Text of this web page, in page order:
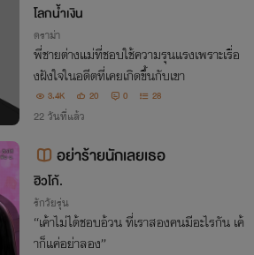
โลกน้ำเงิน
ดราม่า
พี่ชายต่างแม่ที่ชอบใช้ความรุนแรงเพราะเรื่อ
งฝังใจในอดีตที่เคยเกิดขึ้นกับเขา
3.4K 20 0 28
22 วันที่แล้ว
อย่าร้ายนักเลยเธอ
ฮิวโก้.
รักวัยรุ่น
“เค้าไม่ได้ชอบอ้วน ที่เราสองคนมีอะไรกัน เค้
าก็แค่อย่าลอง”